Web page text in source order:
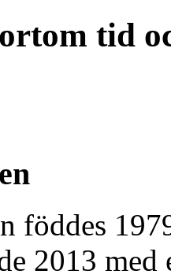
tid
föddes
2013